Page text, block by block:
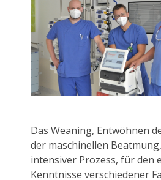
Das Weaning, Entwöhnen
der maschinellen
intensiver Prozess, für den
Kenntnisse verschiedener